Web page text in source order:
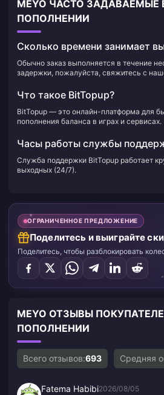
MEYO ЧАСТО
ПОПОЛНЕНИИ
Сколько времени занимает
Обычно заказ выполняется в течение
задержки, пожалуйста, свяжитесь с
Что такое BitTopup?
BitTopup — это онлайн-платформа для
пополнения баланса в играх и сервисах.
Часы работы службы
Служба поддержки BitTopup работает
выходных (24/7).
ОГРАНИЧЕННОЕ ПРЕДЛОЖЕНИЕ
Поделитесь и выиграйте
Поделитесь, чтобы разблокировать
MEYO ОТЗЫВЫ
ПОПОЛНЕНИИ
Всего отзывов:693 Средняя
Fatema Habibi2026/08/05